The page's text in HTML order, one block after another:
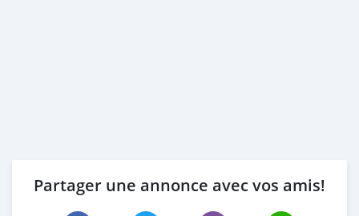
Partager une annonce avec vos amis!